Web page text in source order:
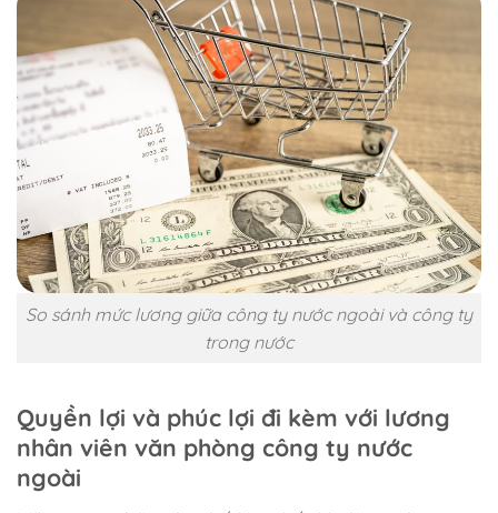
So sánh mức lương giữa công ty nước ngoài và công ty
trong nước
Quyền lợi và phúc lợi đi kèm với lương
nhân viên văn phòng công ty nước
ngoài